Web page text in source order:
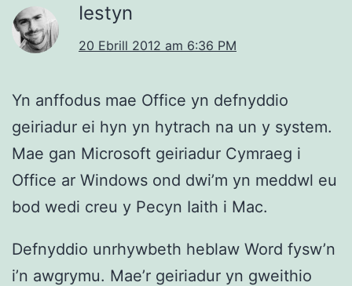
Iestyn
20 Ebrill 2012 am 6:36 PM
Yn anffodus mae Office yn defnyddio
geiriadur ei hyn yn hytrach na un y system.
Mae gan Microsoft geiriadur Cymraeg i
Office ar Windows ond dwi’m yn meddwl eu
bod wedi creu y Pecyn Iaith i Mac.
Defnyddio unrhywbeth heblaw Word fysw’n
i’n awgrymu. Mae’r geiriadur yn gweithio